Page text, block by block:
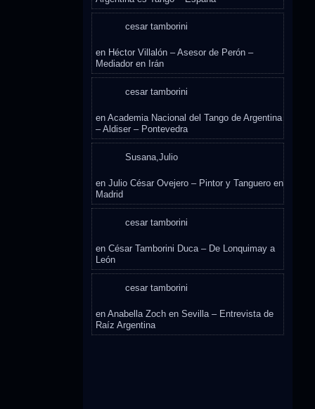
cesar tamborini
en Héctor Villalón – Asesor de Perón –
Mediador en Irán
cesar tamborini
enAcademia Nacional del Tango de Argentina
– Aldiser – Pontevedra
Susana,Julio
enJulio César Ovejero – Pintor y Tanguero en
Madrid
cesar tamborini
enCésar Tamborini Duca – De Lonquimay a
León
cesar tamborini
enAnabella Zoch en Sevilla – Entrevista de
Raíz Argentina